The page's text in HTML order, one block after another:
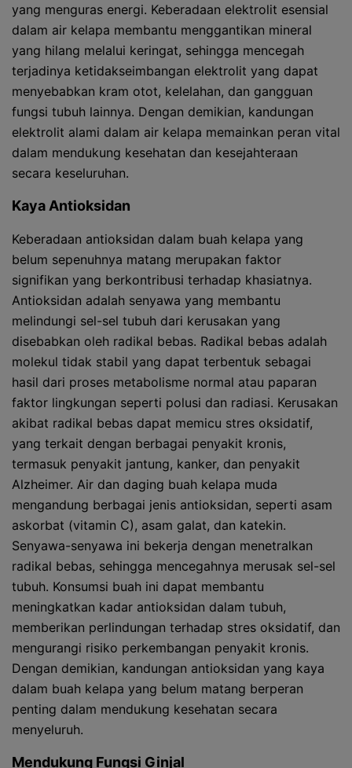
yang menguras energi. Keberadaan elektrolit esensial
dalam air kelapa membantu menggantikan mineral
yang hilang melalui keringat, sehingga mencegah
terjadinya ketidakseimbangan elektrolit yang dapat
menyebabkan kram otot, kelelahan, dan gangguan
fungsi tubuh lainnya. Dengan demikian, kandungan
elektrolit alami dalam air kelapa memainkan peran vital
dalam mendukung kesehatan dan kesejahteraan
secara keseluruhan.
Kaya Antioksidan
Keberadaan antioksidan dalam buah kelapa yang
belum sepenuhnya matang merupakan faktor
signifikan yang berkontribusi terhadap khasiatnya.
Antioksidan adalah senyawa yang membantu
melindungi sel-sel tubuh dari kerusakan yang
disebabkan oleh radikal bebas. Radikal bebas adalah
molekul tidak stabil yang dapat terbentuk sebagai
hasil dari proses metabolisme normal atau paparan
faktor lingkungan seperti polusi dan radiasi. Kerusakan
akibat radikal bebas dapat memicu stres oksidatif,
yang terkait dengan berbagai penyakit kronis,
termasuk penyakit jantung, kanker, dan penyakit
Alzheimer. Air dan daging buah kelapa muda
mengandung berbagai jenis antioksidan, seperti asam
askorbat (vitamin C), asam galat, dan katekin.
Senyawa-senyawa ini bekerja dengan menetralkan
radikal bebas, sehingga mencegahnya merusak sel-sel
tubuh. Konsumsi buah ini dapat membantu
meningkatkan kadar antioksidan dalam tubuh,
memberikan perlindungan terhadap stres oksidatif, dan
mengurangi risiko perkembangan penyakit kronis.
Dengan demikian, kandungan antioksidan yang kaya
dalam buah kelapa yang belum matang berperan
penting dalam mendukung kesehatan secara
menyeluruh.
Mendukung Fungsi Ginjal